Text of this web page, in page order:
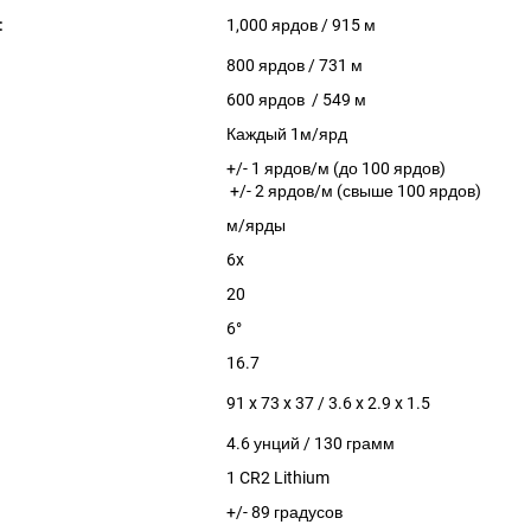
1,000 ярдов / 915 м
800 ярдов / 731 м
600 ярдов / 549 м
Каждый 1м/ярд
+/- 1 ярдов/м (до 100 ярдов)
+/- 2 ярдов/м (свыше 100 ярдов)
м/ярды
6x
20
6°
16.7
91 x 73 x 37 / 3.6 x 2.9 x 1.5
4.6 унций / 130 грамм
1 CR2 Lithium
+/- 89 градусов